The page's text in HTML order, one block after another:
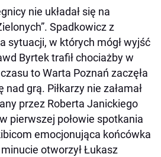
nie układał się na
Spadkowicz z
sytuacji, w których mógł wyjść
Byrtek trafił chociażby w
to Warta Poznań zaczęła
grą. Piłkarzy nie załamał
przez Roberta Janickiego
pierwszej połowie spotkania
emocjonująca końcówka
otworzył Łukasz